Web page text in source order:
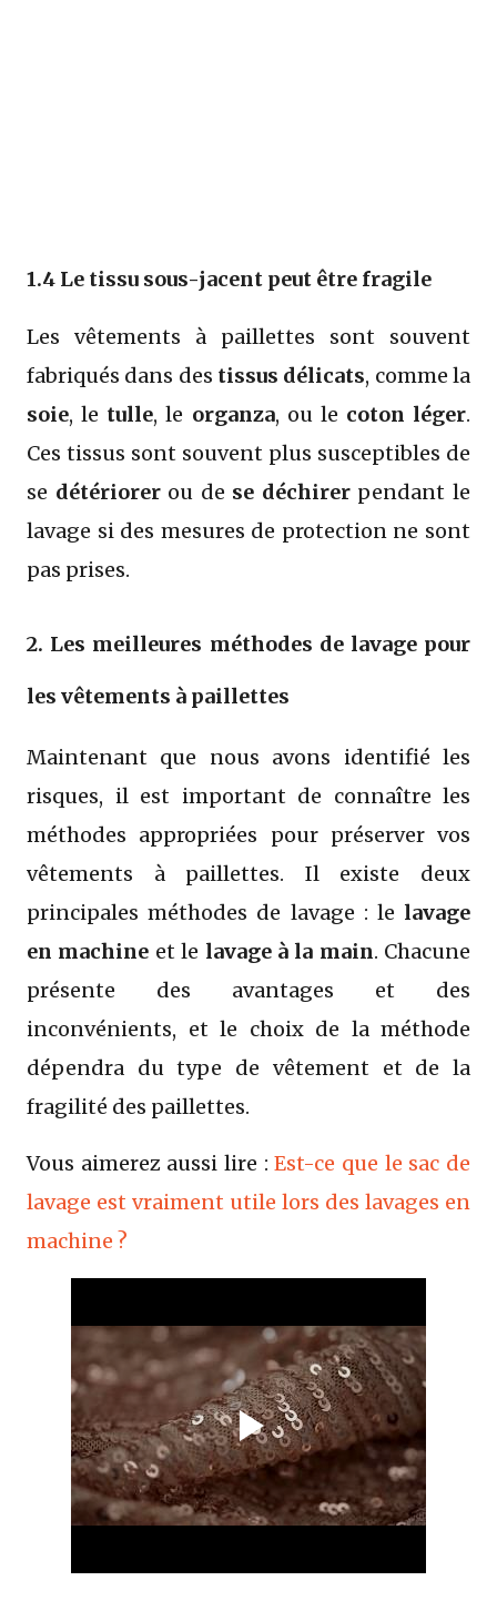
1.4 Le tissu sous-jacent peut être fragile
Les vêtements à paillettes sont souvent
fabriqués dans des tissus délicats, comme la
soie, le tulle, le organza, ou le coton léger.
Ces tissus sont souvent plus susceptibles de
se détériorerou de se déchirerpendant le
lavage si des mesures de protection ne sont
pas prises.
2. Les meilleures méthodes de lavage pour
les vêtements à paillettes
Maintenant que nous avons identifié les
risques, il est important de connaître les
méthodes appropriées pour préserver vos
vêtements à paillettes. Il existe deux
principales méthodes de lavage : le lavage
en machine et le lavage à la main. Chacune
présente des avantages et des
inconvénients, et le choix de la méthode
dépendra du type de vêtement et de la
fragilité des paillettes.
Vous aimerez aussi lire :Est-ce que le sac de
lavage est vraiment utile lors des lavages en
machine ?